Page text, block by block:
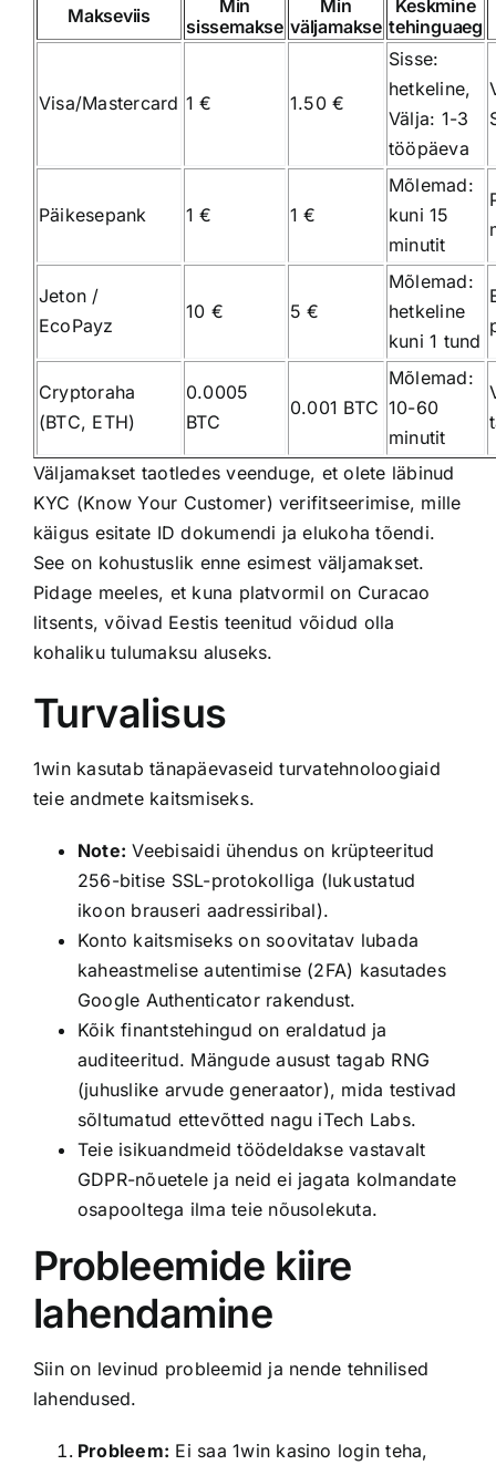
Makseviis
Min
sissemakse
Min
väljamakse
Keskmine
tehinguaeg
Visa/Mastercard 1 € 1.50 €
Sisse:
hetkeline,
Välja: 1-3
tööpäeva
Päikesepank 1 € 1 €
Mõlemad:
kuni 15
minutit
Jeton /
EcoPayz
10 € 5 €
Mõlemad:
hetkeline
kuni 1 tund
Cryptoraha
(BTC, ETH)
0.0005
BTC
0.001 BTC
Mõlemad:
10-60
minutit
Väljamakset taotledes veenduge, et olete läbinud
KYC (Know Your Customer) verifitseerimise, mille
käigus esitate ID dokumendi ja elukoha tõendi.
See on kohustuslik enne esimest väljamakset.
Pidage meeles, et kuna platvormil on Curacao
litsents, võivad Eestis teenitud võidud olla
kohaliku tulumaksu aluseks.
Turvalisus
1win kasutab tänapäevaseid turvatehnoloogiaid
teie andmete kaitsmiseks.
Note: Veebisaidi ühendus on krüpteeritud
256-bitise SSL-protokolliga (lukustatud
ikoon brauseri aadressiribal).
Konto kaitsmiseks on soovitatav lubada
kaheastmelise autentimise (2FA) kasutades
Google Authenticator rakendust.
Kõik finantstehingud on eraldatud ja
auditeeritud. Mängude ausust tagab RNG
(juhuslike arvude generaator), mida testivad
sõltumatud ettevõtted nagu iTech Labs.
Teie isikuandmeid töödeldakse vastavalt
GDPR-nõuetele ja neid ei jagata kolmandate
osapooltega ilma teie nõusolekuta.
Probleemide kiire
lahendamine
Siin on levinud probleemid ja nende tehnilised
lahendused.
Probleem: Ei saa 1win kasino login teha,